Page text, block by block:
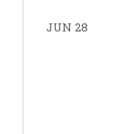
JUN 28